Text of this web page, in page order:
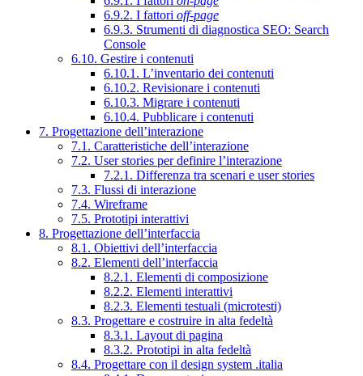
6.9.2. I fattori off-page
6.9.3. Strumenti di diagnostica SEO: Search
Console
6.10. Gestire i contenuti
6.10.1. L’inventario dei contenuti
6.10.2. Revisionare i contenuti
6.10.3. Migrare i contenuti
6.10.4. Pubblicare i contenuti
7. Progettazione dell’interazione
7.1. Caratteristiche dell’interazione
7.2. User stories per definire l’interazione
7.2.1. Differenza tra scenari e user stories
7.3. Flussi di interazione
7.4. Wireframe
7.5. Prototipi interattivi
8. Progettazione dell’interfaccia
8.1. Obiettivi dell’interfaccia
8.2. Elementi dell’interfaccia
8.2.1. Elementi di composizione
8.2.2. Elementi interattivi
8.2.3. Elementi testuali (microtesti)
8.3. Progettare e costruire in alta fedeltà
8.3.1. Layout di pagina
8.3.2. Prototipi in alta fedeltà
8.4. Progettare con il design system .italia